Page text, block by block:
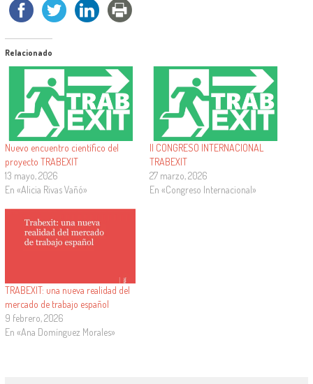
Relacionado
Nuevo encuentro científico del
proyecto TRABEXIT
13 mayo, 2026
En «Alicia Rivas Vañó»
II CONGRESO INTERNACIONAL
TRABEXIT
27 marzo, 2026
En «Congreso Internacional»
TRABEXIT: una nueva realidad del
mercado de trabajo español
9 febrero, 2026
En «Ana Domínguez Morales»